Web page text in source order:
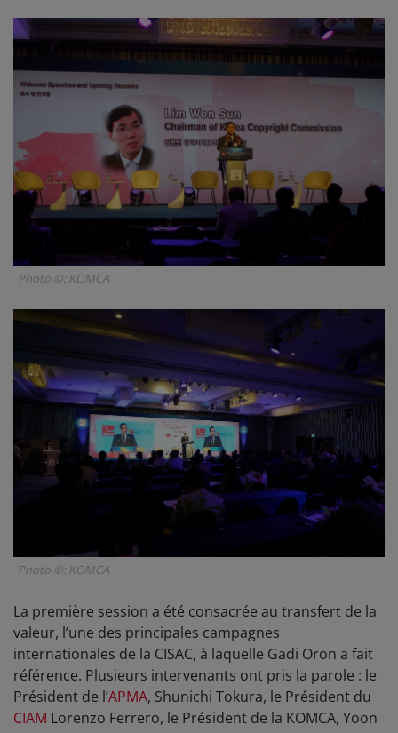
Photo ©: KOMCA
Photo ©: KOMCA
La première session a été consacrée au transfert de la
valeur, l’une des principales campagnes
internationales de la CISAC, à laquelle Gadi Oron a fait
référence. Plusieurs intervenants ont pris la parole : le
Président de l’APMA, Shunichi Tokura, le Président du
CIAM Lorenzo Ferrero, le Président de la KOMCA, Yoon